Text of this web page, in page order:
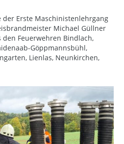
der Erste Maschinistenlehrgang
Michael Güllner
Feuerwehren Bindlach,
Göppmannsbühl,
Lienlas, Neunkirchen,